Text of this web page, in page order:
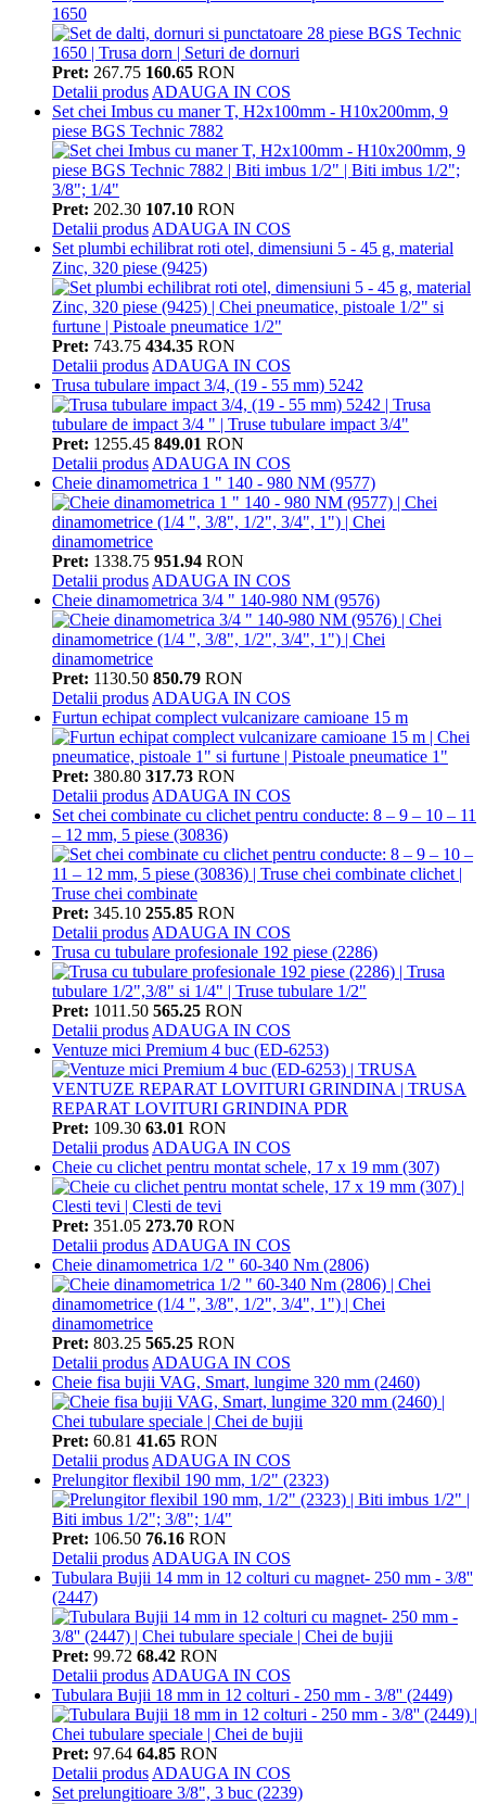
1650
Pret: 267.75 160.65 RON
Detalii produs ADAUGA IN COS
Set chei Imbus cu maner T, H2x100mm - H10x200mm, 9
piese BGS Technic 7882
Pret: 202.30 107.10 RON
Detalii produs ADAUGA IN COS
Set plumbi echilibrat roti otel, dimensiuni 5 - 45 g, material
Zinc, 320 piese (9425)
Pret: 743.75 434.35 RON
Detalii produs ADAUGA IN COS
Trusa tubulare impact 3/4, (19 - 55 mm) 5242
Pret: 1255.45 849.01 RON
Detalii produs ADAUGA IN COS
Cheie dinamometrica 1 " 140 - 980 NM (9577)
Pret: 1338.75 951.94 RON
Detalii produs ADAUGA IN COS
Cheie dinamometrica 3/4 " 140-980 NM (9576)
Pret: 1130.50 850.79 RON
Detalii produs ADAUGA IN COS
Furtun echipat complect vulcanizare camioane 15 m
Pret: 380.80 317.73 RON
Detalii produs ADAUGA IN COS
Set chei combinate cu clichet pentru conducte: 8 – 9 – 10 – 11
– 12 mm, 5 piese (30836)
Pret: 345.10 255.85 RON
Detalii produs ADAUGA IN COS
Trusa cu tubulare profesionale 192 piese (2286)
Pret: 1011.50 565.25 RON
Detalii produs ADAUGA IN COS
Ventuze mici Premium 4 buc (ED-6253)
Pret: 109.30 63.01 RON
Detalii produs ADAUGA IN COS
Cheie cu clichet pentru montat schele, 17 x 19 mm (307)
Pret: 351.05 273.70 RON
Detalii produs ADAUGA IN COS
Cheie dinamometrica 1/2 " 60-340 Nm (2806)
Pret: 803.25 565.25 RON
Detalii produs ADAUGA IN COS
Cheie fisa bujii VAG, Smart, lungime 320 mm (2460)
Pret: 60.81 41.65 RON
Detalii produs ADAUGA IN COS
Prelungitor flexibil 190 mm, 1/2" (2323)
Pret: 106.50 76.16 RON
Detalii produs ADAUGA IN COS
Tubulara Bujii 14 mm in 12 colturi cu magnet- 250 mm - 3/8''
(2447)
Pret: 99.72 68.42 RON
Detalii produs ADAUGA IN COS
Tubulara Bujii 18 mm in 12 colturi - 250 mm - 3/8'' (2449)
Pret: 97.64 64.85 RON
Detalii produs ADAUGA IN COS
Set prelungitioare 3/8", 3 buc (2239)